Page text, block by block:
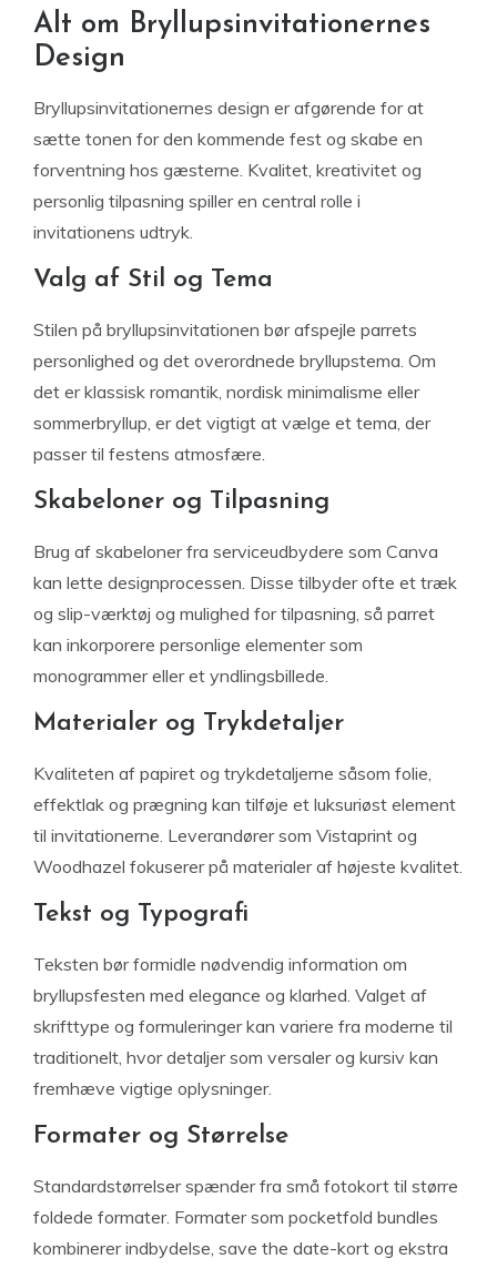
Alt om Bryllupsinvitationernes
Design
Bryllupsinvitationernes design er afgørende for at
sætte tonen for den kommende fest og skabe en
forventning hos gæsterne. Kvalitet, kreativitet og
personlig tilpasning spiller en central rolle i
invitationens udtryk.
Valg af Stil og Tema
Stilen på bryllupsinvitationen bør afspejle parrets
personlighed og det overordnede bryllupstema. Om
det er klassisk romantik, nordisk minimalisme eller
sommerbryllup, er det vigtigt at vælge et tema, der
passer til festens atmosfære.
Skabeloner og Tilpasning
Brug af skabeloner fra serviceudbydere som Canva
kan lette designprocessen. Disse tilbyder ofte et træk
og slip-værktøj og mulighed for tilpasning, så parret
kan inkorporere personlige elementer som
monogrammer eller et yndlingsbillede.
Materialer og Trykdetaljer
Kvaliteten af papiret og trykdetaljerne såsom folie,
effektlak og prægning kan tilføje et luksuriøst element
til invitationerne. Leverandører som Vistaprint og
Woodhazel fokuserer på materialer af højeste kvalitet.
Tekst og Typografi
Teksten bør formidle nødvendig information om
bryllupsfesten med elegance og klarhed. Valget af
skrifttype og formuleringer kan variere fra moderne til
traditionelt, hvor detaljer som versaler og kursiv kan
fremhæve vigtige oplysninger.
Formater og Størrelse
Standardstørrelser spænder fra små fotokort til større
foldede formater. Formater som pocketfold bundles
kombinerer indbydelse, save the date-kort og ekstra